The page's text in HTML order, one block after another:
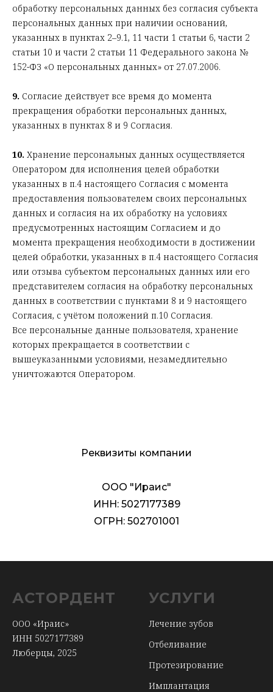
обработку персональных данных без согласия субъекта
персональных данных при наличии оснований,
указанных в пунктах 2–9.1, 11 части 1 статьи 6, части 2
статьи 10 и части 2 статьи 11 Федерального закона №
152-ФЗ «О персональных данных» от 27.07.2006.
9. Согласие действует все время до момента
прекращения обработки персональных данных,
указанных в пунктах 8 и 9 Согласия.
10. Хранение персональных данных осуществляется
Оператором для исполнения целей обработки
указанных в п.4 настоящего Согласия с момента
предоставления пользователем своих персональных
данных и согласия на их обработку на условиях
предусмотренных настоящим Согласием и до
момента прекращения необходимости в достижении
целей обработки, указанных в п.4 настоящего Согласия
или отзыва субъектом персональных данных или его
представителем согласия на обработку персональных
данных в соответствии с пунктами 8 и 9 настоящего
Согласия, с учётом положений п.10 Согласия.
Все персональные данные пользователя, хранение
которых прекращается в соответствии с
вышеуказанными условиями, незамедлительно
уничтожаются Оператором.
Реквизиты компании
ООО "Ираис"
ИНН: 5027177389
ОГРН: 502701001
АСТОРДЕНТ
ООО «Ираис»
ИНН 5027177389
Люберцы, 2025
УСЛУГИ
Лечение зубов
Отбеливание
Протезирование
Имплантация